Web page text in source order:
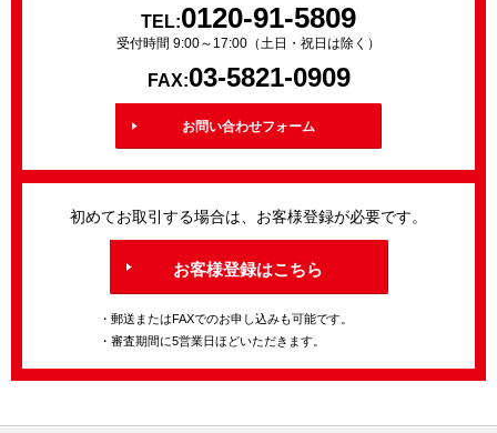
TEL:0120-91-5809
受付時間 9:00～17:00（土日・祝日は除く）
FAX:03-5821-0909
お問い合わせフォーム
初めてお取引する場合は、お客様登録が必要です。
お客様登録はこちら
・郵送またはFAXでのお申し込みも可能です。
・審査期間に5営業日ほどいただきます。